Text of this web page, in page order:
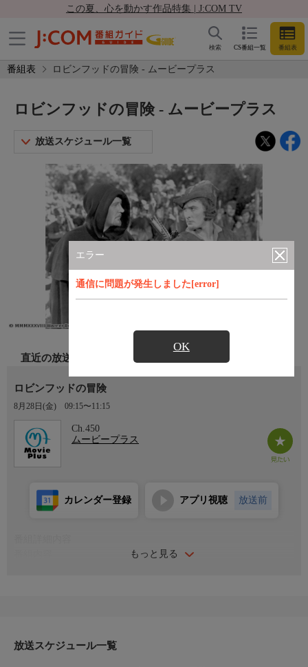
この夏、心を動かす作品特集 | J:COM TV
CS番組一覧 番組表
検索
番組表 ロビンフッドの冒険 - ムービープラス
エラー
通信に問題が発生しました[error]
OK
ロビンフッドの冒険 - ムービープラス
放送スケジュール一覧
直近の放送
ロビンフッドの冒険
8月28日(金) 09:15〜11:15
Ch.450
ムービープラス
もっと見る
カレンダー登録 アプリ視聴 放送前
監督
放送スケジュール一覧